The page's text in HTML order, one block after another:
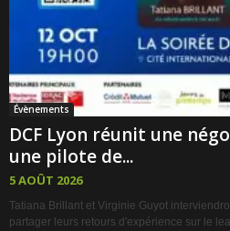
Évènements
DCF Lyon réunit une
une pilote de...
5 AOÛT 2026
Tatiana Brillant et Virginie Guyot
partager leurs retours d'expérience sur le